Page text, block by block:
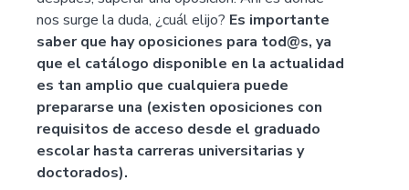
nos surge la duda, ¿cuál elijo? Es importante
saber que hay oposiciones para tod@s, ya
que el catálogo disponible en la actualidad
es tan amplio que cualquiera puede
prepararse una (existen oposiciones con
requisitos de acceso desde el graduado
escolar hasta carreras universitarias y
doctorados).